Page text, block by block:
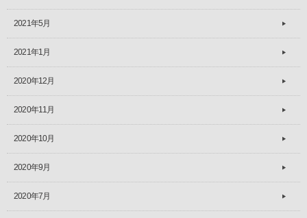
2021年5月
2021年1月
2020年12月
2020年11月
2020年10月
2020年9月
2020年7月